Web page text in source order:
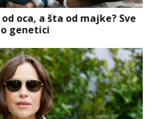
oca, a šta od majke? Sve
genetici